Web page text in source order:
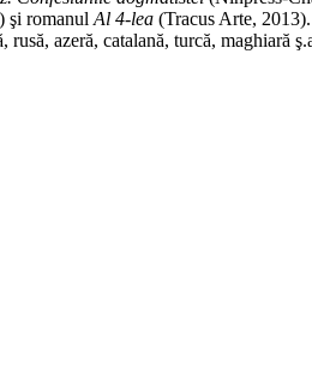
şi romanul Al 4-lea (Tracus Arte,
azeră, catalană, turcă, maghiară